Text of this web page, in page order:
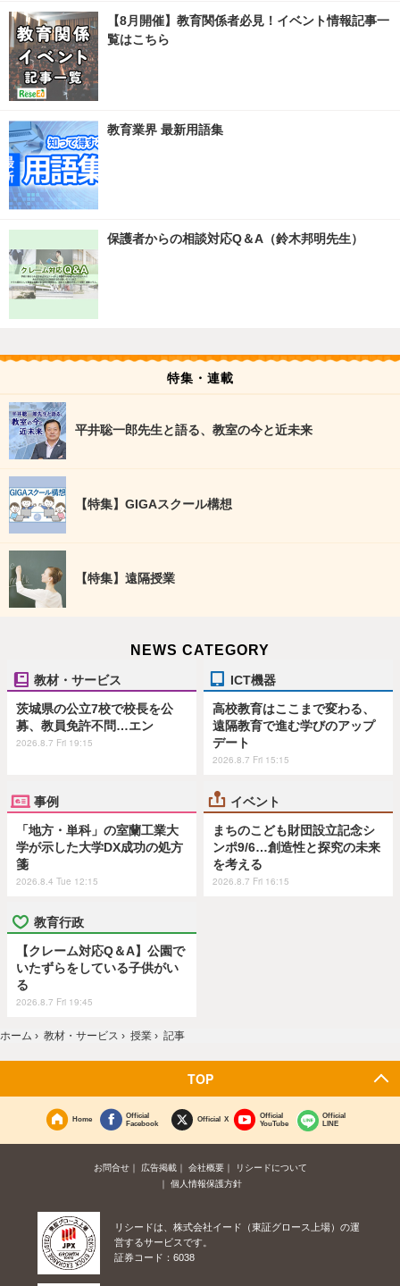
【8月開催】教育関係者必見！イベント情報記事一
覧はこちら
教育業界 最新用語集
保護者からの相談対応Q＆A（鈴木邦明先生）
特集・連載
平井聡一郎先生と語る、教室の今と近未来
【特集】GIGAスクール構想
【特集】遠隔授業
NEWS CATEGORY
教材・サービス
茨城県の公立7校で校長を公
募、教員免許不問…エン
2026.8.7 Fri 19:15
ICT機器
高校教育はここまで変わる、
遠隔教育で進む学びのアップ
デート
2026.8.7 Fri 15:15
事例
「地方・単科」の室蘭工業大
学が示した大学DX成功の処方
箋
2026.8.4 Tue 12:15
イベント
まちのこども財団設立記念シ
ンポ9/6…創造性と探究の未来
を考える
2026.8.7 Fri 16:15
教育行政
【クレーム対応Q＆A】公園で
いたずらをしている子供がい
る
2026.8.7 Fri 19:45
ホーム › 教材・サービス › 授業 › 記事
TOP
Home
Official
Facebook
Official X
Official
YouTube
Official
LINE
お問合せ 広告掲載 会社概要
リシードについて
個人情報保護方針
リシードは、株式会社イード（東証グロース上場）の運
営するサービスです。
証券コード：6038